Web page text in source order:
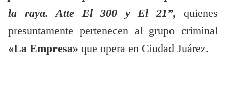
la raya. Atte El 300 y El 21”, quienes
presuntamente pertenecen al grupo criminal
«La Empresa» que opera en Ciudad Juárez.